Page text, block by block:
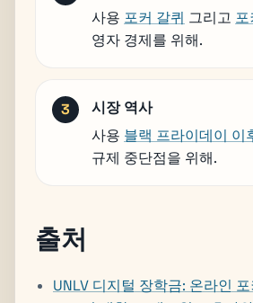
사용 포커 갈퀴 그리고
영자 경제를 위해.
시장 역사
사용 블랙 프라이데이 이
규제 중단점을 위해.
출처
UNLV 디지털 장학금: 온라인